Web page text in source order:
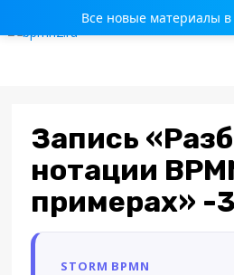
Все новые материалы
Запись
нотации
примерах» -3
STORM BPMN